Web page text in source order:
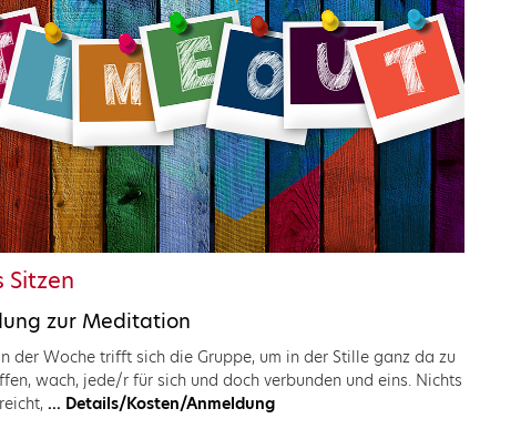
Sitzen
zur Meditation
der Woche trifft sich die Gruppe, um in der Stille ganz da zu
wach, jede/r für sich und doch verbunden und eins. Nichts
... Details/Kosten/Anmeldung